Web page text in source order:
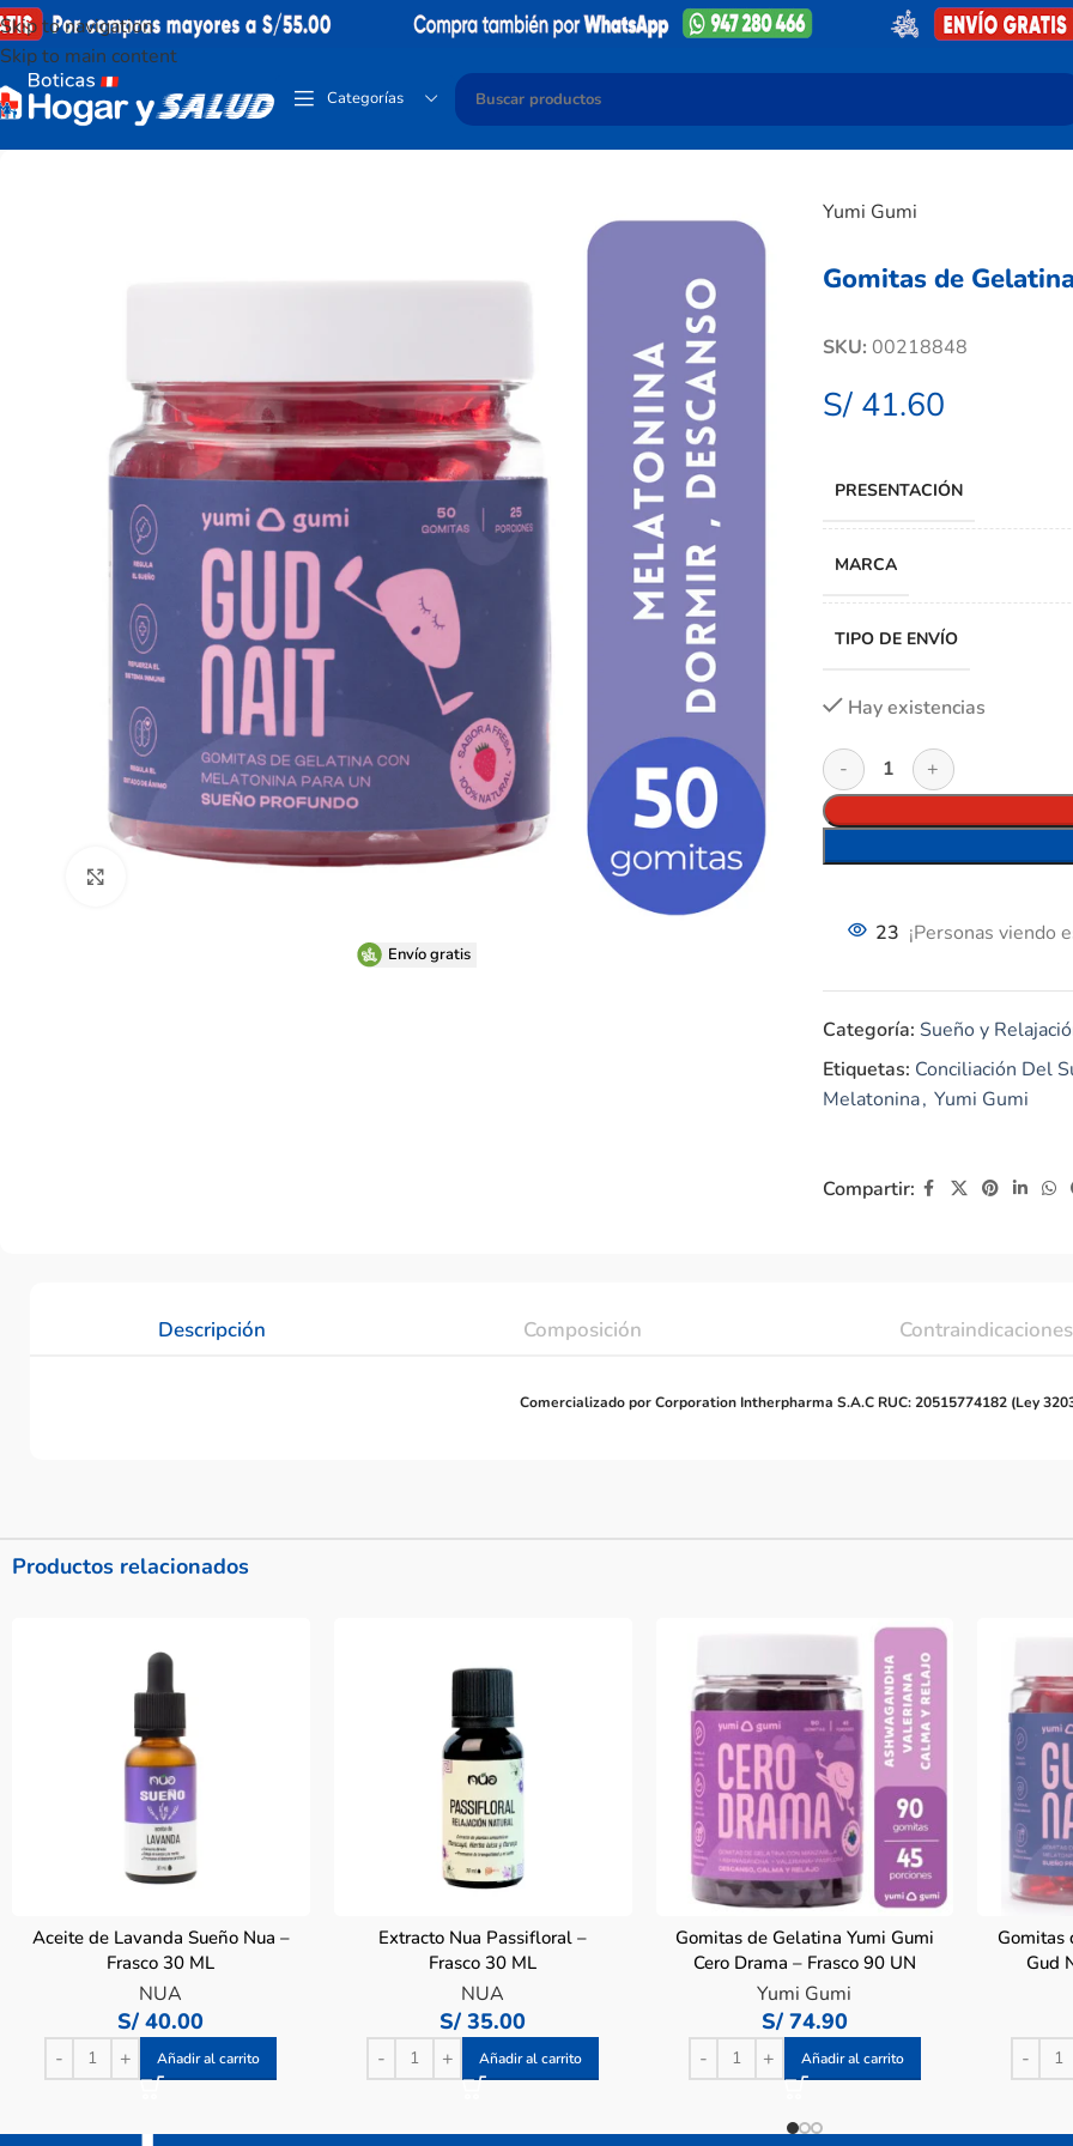
Skip to navigation
Skip to main content
Categorías
Envío gratis
Yumi Gumi
Gomitas de
SKU: 00218848
S/41.60
PRESENTACIÓN
MARCA
TIPO DE ENVÍO
Hay existencias
23 ¡Personas viendo
Categoría: Sueño y
Etiquetas: Conciliación Del
Melatonina, Yumi Gumi
Compartir:
Descripción Composición Contraindicaciones
Comercializado por Corporation Intherpharma S.A.C RUC: 20515774182 (Ley
Productos relacionados
Aceite de Lavanda Sueño Nua –
Frasco 30 ML
NUA
S/ 40.00
Añadir al carrito
Extracto Nua Passifloral –
Frasco 30 ML
NUA
S/ 35.00
Añadir al carrito
Gomitas de Gelatina Yumi Gumi
Cero Drama – Frasco 90 UN
Yumi Gumi
S/74.90
Añadir al carrito
Gomitas
Gud